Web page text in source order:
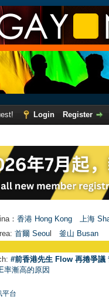
Login
Register
： 香港 Hong Kong 上海
首爾 Seou 釜山 Busan
#前香港先生 Flow 再捲爭議
率漸高的原因
平台